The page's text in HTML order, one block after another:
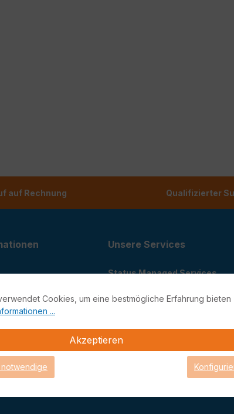
auf Rechnung Qualifizierter
Unsere Services
Status Managed Services
Support
Looking Glass
Cookies, um eine bestmögliche Erfahrung bieten
...
Akzeptieren